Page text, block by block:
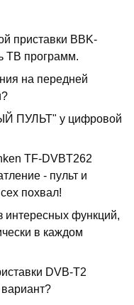
приставки BBK-
ТВ программ.
на передней
ПУЛЬТ" у цифровой
TF-DVBT262
- пульт и
похвал!
интересных функций,
в каждом
DVB-T2